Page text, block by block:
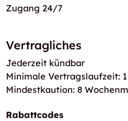
Zugang 24/7
Vertragliches
Jederzeit kündbar
Minimale Vertragslaufzeit:
Mindestkaution: 8
Rabattcodes